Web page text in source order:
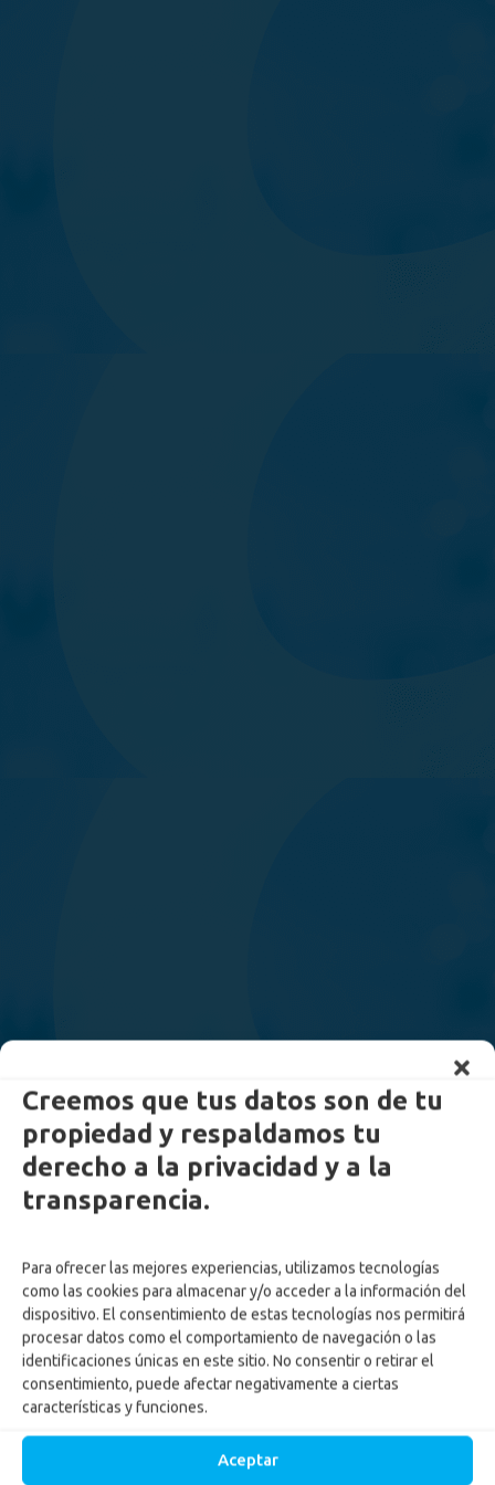
Creemos que tus datos son de tu
propiedad y respaldamos tu
derecho a la privacidad y a la
transparencia.
Para ofrecer las mejores experiencias, utilizamos tecnologías
como las cookies para almacenar y/o acceder a la información del
dispositivo. El consentimiento de estas tecnologías nos permitirá
procesar datos como el comportamiento de navegación o las
identificaciones únicas en este sitio. No consentir o retirar el
consentimiento, puede afectar negativamente a ciertas
características y funciones.
Aceptar